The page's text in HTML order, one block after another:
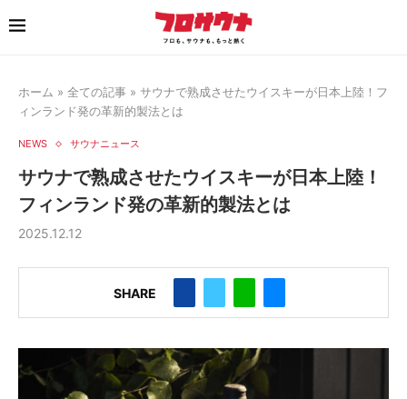
ホーム » 全ての記事 » サウナで熟成させたウイスキーが日本上陸！フ
ィンランド発の革新的製法とは
NEWS サウナニュース
サウナで熟成させたウイスキーが日本上陸！
フィンランド発の革新的製法とは
2025.12.12
SHARE